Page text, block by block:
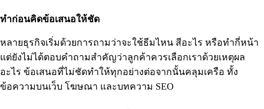
ทำก่อนคิดข้อเสนอให้ชัด
หลายธุรกิจเริ่มด้วยการถามว่าจะใช้ธีมไหน สีอะไร หรือทำกี่หน้า
แต่ยังไม่ได้ตอบคำถามสำคัญว่าลูกค้าควรเลือกเราด้วยเหตุผล
อะไร ข้อเสนอที่ไม่ชัดทำให้ทุกอย่างต่อจากนั้นคลุมเครือ ทั้ง
ข้อความบนเว็บ โฆษณา และบทความ SEO